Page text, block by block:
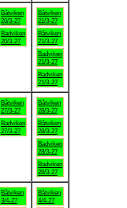
Båtviken
20/3-27
Badviken
20/3-27
Båtviken
21/3-27
Båtviken
21/3-27
Badviken
21/3-27
Badviken
21/3-27
Båtviken
27/3-27
Badviken
27/3-27
Båtviken
28/3-27
Båtviken
28/3-27
Badviken
28/3-27
Badviken
28/3-27
Båtviken
3/4-27
Båtviken
4/4-27